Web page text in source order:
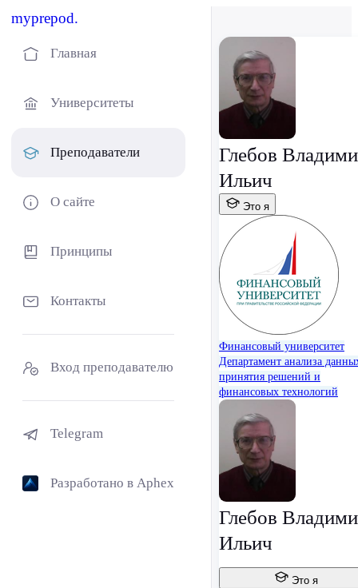
myprepod.
Главная
Университеты
Преподаватели
О сайте
Принципы
Контакты
Вход преподавателю
Telegram
Разработано в Aphex
Глебов
Ильич
Это я
Финансовый университет
Департамент анализа
принятия решений и
финансовых технологий
Глебов
Ильич
Это я